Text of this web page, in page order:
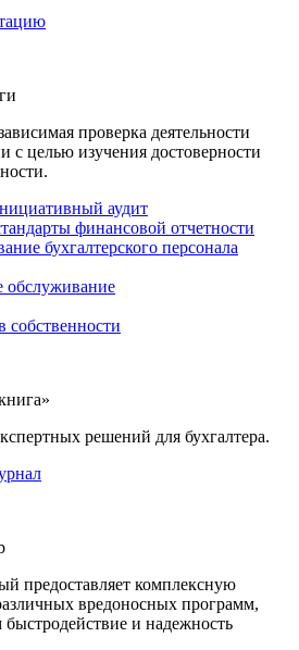
проверка деятельности
с целью изучения достоверности
аудит
финансовой отчетности
бухгалтерского персонала
обслуживание
собственности
решений для бухгалтера.
предоставляет комплексную
вредоносных программ,
быстродействие и надежность